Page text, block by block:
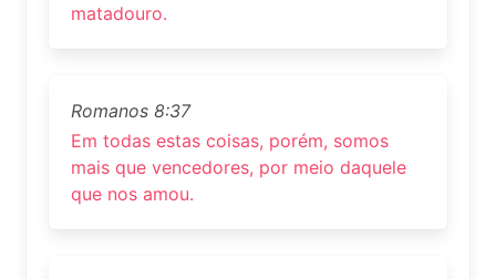
matadouro.
Romanos 8:37
Em todas estas coisas, porém, somos
mais que vencedores, por meio daquele
que nos amou.